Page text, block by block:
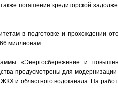
погашение кредиторской
в подготовке и прохождении
миллионам.
«Энергосбережение и
предусмотрены для модернизации
и областного водоканала. На